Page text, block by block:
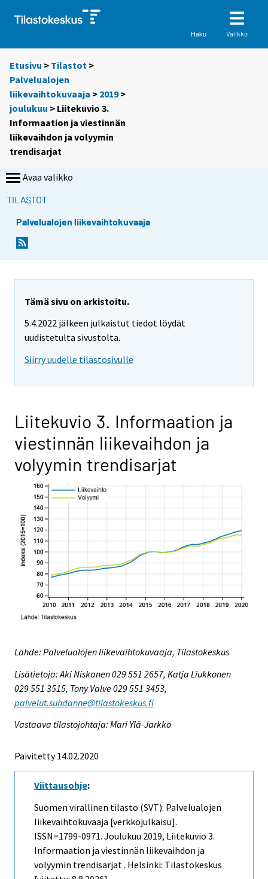
Haku Valikko
Etusivu > Tilastot >
Palvelualojen
liikevaihtokuvaaja > 2019>
joulukuu > Liitekuvio 3.
Informaation ja viestinnän
liikevaihdon ja volyymin
trendisarjat
Avaa valikko
TILASTOT
Palvelualojen liikevaihtokuvaaja
Tämä sivu on arkistoitu.
5.4.2022 jälkeen julkaistut tiedot löydät
uudistetulta sivustolta.
Siirry uudelle tilastosivulle
Liitekuvio 3. Informaation ja
viestinnän liikevaihdon ja
volyymin trendisarjat
Lähde: Palvelualojen liikevaihtokuvaaja, Tilastokeskus
Lisätietoja: Aki Niskanen 029 551 2657, Katja Liukkonen
029 551 3515, Tony Valve 029 551 3453,
palvelut.suhdanne@tilastokeskus.fi
Vastaava tilastojohtaja: Mari Ylä-Jarkko
Päivitetty 14.02.2020
Viittausohje:
Suomen virallinen tilasto (SVT): Palvelualojen
liikevaihtokuvaaja [verkkojulkaisu].
ISSN=1799-0971. Joulukuu 2019, Liitekuvio 3.
Informaation ja viestinnän liikevaihdon ja
volyymin trendisarjat . Helsinki: Tilastokeskus